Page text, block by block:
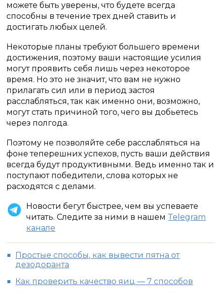
можете быть уверены, что будете всегда
способны в течение трех дней ставить и
достигать любых целей.
Некоторые планы требуют большего времени
достижения, поэтому ваши настоящие усилия
могут проявить себя лишь через некоторое
время. Но это не значит, что вам не нужно
прилагать сил или в период застоя
расслабляться, так как именно они, возможно,
могут стать причиной того, чего вы добьетесь
через полгода.
Поэтому не позволяйте себе расслабляться на
фоне теперешних успехов, пусть ваши действия
всегда будут продуктивными. Ведь именно так и
поступают победители, слова которых не
расходятся с делами.
Новости бегут быстрее, чем вы успеваете
читать. Следите за ними в нашем Telegram
канале
Простые способы, как вывести пятна от
дезодоранта
Как проверить качество яиц — 7 способов